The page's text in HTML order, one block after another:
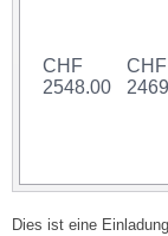
CHF
2548.00
CHF
Dies ist eine